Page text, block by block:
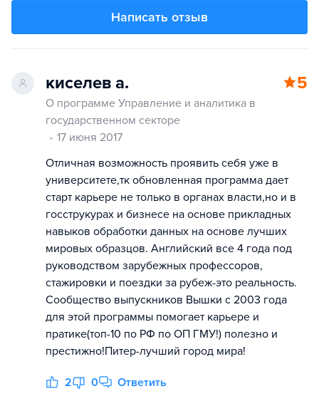
Написать отзыв
киселев а. 5
О программе Управление и аналитика в
государственном секторе
17 июня 2017
Отличная возможность проявить себя уже в
университете,тк обновленная программа дает
старт карьере не только в органах власти,но и в
госструкурах и бизнесе на основе прикладных
навыков обработки данных на основе лучших
мировых образцов. Английский все 4 года под
руководством зарубежных профессоров,
стажировки и поездки за рубеж-это реальность.
Сообщество выпускников Вышки с 2003 года
для этой программы помогает карьере и
пратике(топ-10 по РФ по ОП ГМУ!) полезно и
престижно!Питер-лучший город мира!
2 0 Ответить